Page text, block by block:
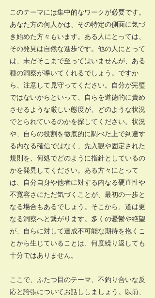
このテーマには集中的なワークが必要です。
あなた方の何人かは、その特定の側面に気づ
き始めた方々もいます。ある人にとっては、
その発見は自然な進歩です。他の人にとって
は、未だそこまで至ってはいませんが、ある
種の洞察が導いてくれるでしょう。ですか
ら、注意して見守ってください。自分が完璧
ではないからといって、自らを道徳的に責め
させるような厳しい態度が、どのような状況
でとられているのかを探してください。状況
や、自らの役割を徹底的に調べた上で到達す
る内なる確信ではなく、先入観や固定された
規則を、何処でどのように指針としているの
かを発見してください。ある方々にとって
は、自分自身や他者に対する内なる硬直性や
不寛容さにただ気づくことが、最初の一歩と
なる場合もあるでしょう。そこから、道は更
なる洞察へと繋がります。多くの憂鬱や絶望
が、自らに対して達成不可能な期待を抱くこ
とから生じていることは、何度繰り返しても
十分ではありません。
ここで、ふたつ目のテーマ、不釣り合いな反
応と誇張についてお話ししましょう。以前、